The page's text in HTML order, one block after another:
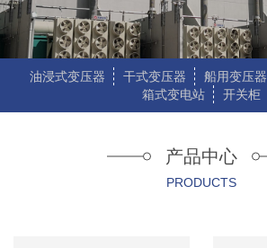
油浸式变压器 干式变压器 船用变压器
箱式变电站
开关柜
产品中心
PRODUCTS